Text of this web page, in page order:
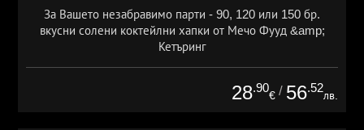
За Вашето незабравимо парти - 90, 120 или 150 бр.
вкусни солени коктейлни хапки от Мечо Фууд &amp;
Кетъринг
28.90
€ / 56.52
лв.